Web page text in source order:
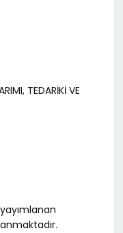
TEDARİKİ VE